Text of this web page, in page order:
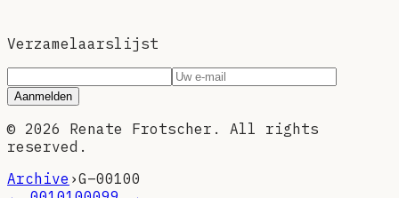
Verzamelaarslijst
Aanmelden
© 2026 Renate Frotscher. All rights
reserved.
Archive ›G–00100